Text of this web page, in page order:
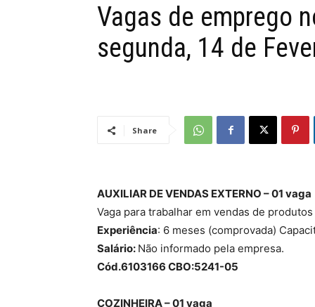
Vagas de emprego
segunda, 14 de
Share
AUXILIAR DE VENDAS EXTERNO – 01 vaga
Vaga para trabalhar em vendas de produtos
Experiência: 6 meses (comprovada)
Salário: Não informado pela empresa.
Cód.6103166 CBO:5241-05
COZINHEIRA – 01 vaga